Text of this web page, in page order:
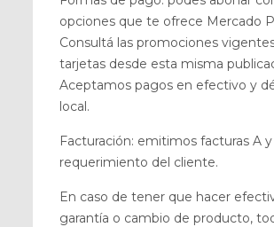
opciones que te ofrece Mercado
Consultá las promociones
tarjetas desde esta misma
Aceptamos pagos en efectivo y
local.
Facturación: emitimos facturas A
requerimiento del cliente.
En caso de tener que hacer
garantía o cambio de producto,